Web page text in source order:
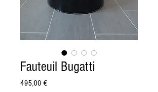
Fauteuil Bugatti
495,00 €Prix